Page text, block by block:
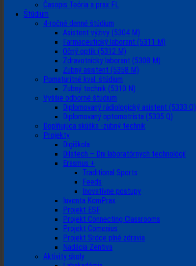
Časopis Teória a prax FL
Štúdium
4-ročné denné štúdium
Asistent výživy (5304 M)
Farmaceutický laborant (5311 M)
Očný optik (5312 M)
Zdravotnícky laborant (5308 M)
Zubný asistent (5358 M)
Pomaturitné kval. štúdium
Zubný technik (5310 N)
Vyššie odborné štúdium
Diplomovaný rádiologický asistent (5333 Q)
Diplomovaný optometrista (5335 Q)
Doplňujúca skúška -zubný technik
Projekty
Digiškola
Dilatech – Dni laboratórnych technológií
Erasmus +
Traditional Sports
Feeds
Inovatívne postupy
Iuventa KomPrax
Projekt ESF
Projekt Connecting Classrooms
Projekt Comenius
Projekt Srdce plné zdravia
Nadácia Zentiva
Aktivity školy